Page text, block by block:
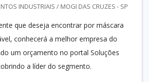
INDUSTRIAIS / MOGI DAS CRUZES - SP
que deseja encontrar por máscara
conhecerá a melhor empresa do
um orçamento no portal Soluções
a líder do segmento.